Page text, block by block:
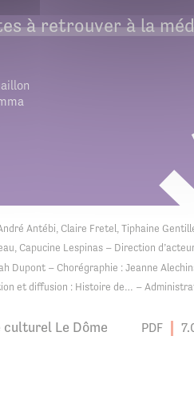
à retrouver à la
Antébi, Claire Fretel, Tiphaine
Capucine Lespinas – Direction
Dupont – Chorégraphie : Jeanne
et diffusion : Histoire de… –
Le Dôme PDF